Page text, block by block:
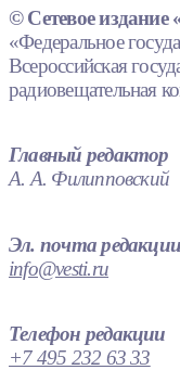
© Сетевое издание
«Федеральное
Всероссийская
радиовещательная
Главный редактор
А. А. Филипповский
Эл. почта редакции
info@vesti.ru
Телефон редакции
+7 495 232 63 33